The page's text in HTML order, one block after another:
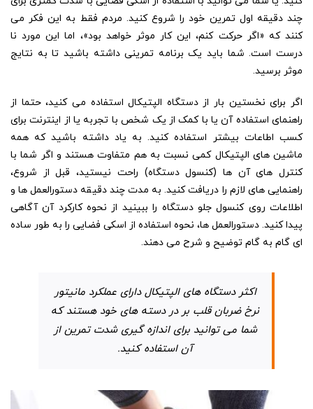
چند دقیقه اول تمرین خود را شروع کنید. مردم فقط به این فکر می
کنند که «اگر حرکت کنم، این کار موثر خواهد بود»، اما این مورد نا
درست است. شما باید یک برنامه تمرینی داشته باشید تا به نتایج
موثر برسید.
اگر برای نخستین بار از دستگاه الپتیکال استفاده می کنید، حتما از
راهنمای استفاده آن یا با کمک از یک شخص با تجربه یا از اینترنت برای
کسب اطاعات بیشتر استفاده کنید. به یاد داشته باشید که همه
ماشین های الپتیکال کمی نسبت به هم متفاوت هستند و اگر شما با
کنترل های آن ها (کنسول دستگاه) راحت نیستید، قبل از شروع،
راهنمایی های لازم را دریافت کنید. به مدت چند دقیقه دستورالعمل ها و
اطلاعات روی کنسول جلو دستگاه را ببینید از نحوه کارکرد آن آگاهی
پیدا کنید. دستورالعمل ها، نحوه استفاده از اسکی فضایی را به طور ساده
ای گام به گام توضیح و شرح می دهند.
اکثر دستگاه های الپتیکال دارای عملکرد مانیتور
نرخ ضربان قلب بر در دسته های خود هستند که
شما می توانید برای اندازه گیری شدت تمرین از
آن استفاده کنید.